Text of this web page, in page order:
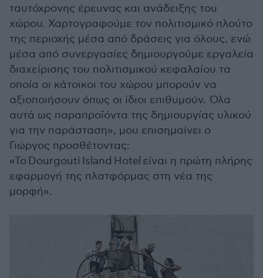
ταυτόχρονης έρευνας και ανάδειξης του
χώρου. Χαρτογραφούμε τον πολιτισμικό πλούτο
της περιοχής μέσα από δράσεις για όλους, ενώ
μέσα από συνεργασίες δημιουργούμε εργαλεία
διαχείρισης του πολιτισμικού κεφαλαίου τα
οποία οι κάτοικοι του χώρου μπορούν να
αξιοποιήσουν όπως οι ίδιοι επιθυμούν. Όλα
αυτά ως παραπροϊόντα της δημιουργίας υλικού
για την παράσταση», μου επισημαίνει ο
Γιώργος προσθέτοντας:
«Το Dourgouti Island Hotel είναι η πρώτη πλήρης
εφαρμογή της πλατφόρμας στη νέα της
μορφή».